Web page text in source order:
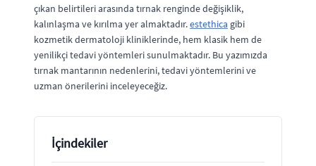
çıkan belirtileri arasında tırnak renginde değişiklik,
kalınlaşma ve kırılma yer almaktadır.estethica gibi
kozmetik dermatoloji kliniklerinde, hem klasik hem de
yenilikçi tedavi yöntemleri sunulmaktadır. Bu yazımızda
tırnak mantarının nedenlerini, tedavi yöntemlerini ve
uzman önerilerini inceleyeceğiz.
İçindekiler